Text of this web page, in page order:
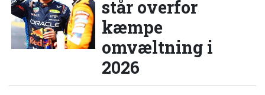
står overfor
kæmpe
omvæltning i
2026